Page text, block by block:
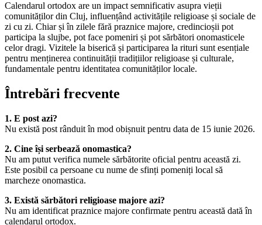
Calendarul ortodox are un impact semnificativ asupra vieții
comunităților din Cluj, influențând activitățile religioase și sociale de
zi cu zi. Chiar și în zilele fără praznice majore, credincioșii pot
participa la slujbe, pot face pomeniri și pot sărbători onomasticele
celor dragi. Vizitele la biserică și participarea la rituri sunt esențiale
pentru menținerea continuității tradițiilor religioase și culturale,
fundamentale pentru identitatea comunităților locale.
Întrebări frecvente
1. E post azi?
Nu există post rânduit în mod obișnuit pentru data de 15 iunie 2026.
2. Cine își serbează onomastica?
Nu am putut verifica numele sărbătorite oficial pentru această zi.
Este posibil ca persoane cu nume de sfinți pomeniți local să
marcheze onomastica.
3. Există sărbători religioase majore azi?
Nu am identificat praznice majore confirmate pentru această dată în
calendarul ortodox.